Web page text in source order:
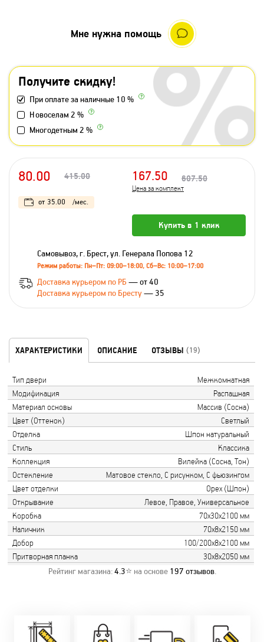
Получите скидку!
При оплате за наличные 10 %
Новоселам 2 %
Многодетным 2 %
Мне нужна помощь
80.00 415.00 167.50 607.50
Цена за комплект
от 35.00 /мес.
Купить в 1 клик
Самовывоз, г. Брест, ул. Генерала Попова 12
Режим работы: Пн–Пт: 09:00–18:00, Сб–Вс: 10:00–17:00
Доставка курьером по РБ — от 40
Доставка курьером по Бресту— 35
ХАРАКТЕРИСТИКИ ОПИСАНИЕ ОТЗЫВЫ (19)
Тип двери
Межкомнатная
Модификация
Распашная
Материал основы
Массив (Сосна)
Цвет (Оттенок)
Светлый
Отделка
Шпон натуральный
Стиль
Классика
Коллекция
Вилейка (Сосна, Тон)
Остекление
Матовое стекло, С рисунком, С фьюзингом
Цвет отделки
Орех (Шпон)
Открывание
Левое, Правое, Универсальное
Коробка
70х30х2100 мм
Наличник
70х8х2150 мм
Добор
100/200х8х2100 мм
Притворная планка
30х8х2050 мм
Рейтинг магазина:4.3⭐ на основе 197 отзывов.
Замер бесплатно!
Оперативно!
День-в-день или
Скидки:
-новоселам - 2%
фурнитуры.
Качественный
Микс
2-36 мес